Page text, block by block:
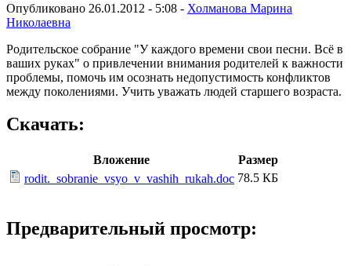
Опубликовано 26.01.2012 - 5:08 - Холманова Марина
Николаевна
Родительское собрание "У каждого времени свои песни. Всё в
ваших руках" о привлечении внимания родителей к важности
проблемы, помочь им осознать недопустимость конфликтов
между поколениями. Учить уважать людей старшего возраста.
Скачать:
Вложение
Размер
rodit._sobranie_vsyo_v_vashih_rukah.doc 78.5 КБ
Предварительный просмотр: